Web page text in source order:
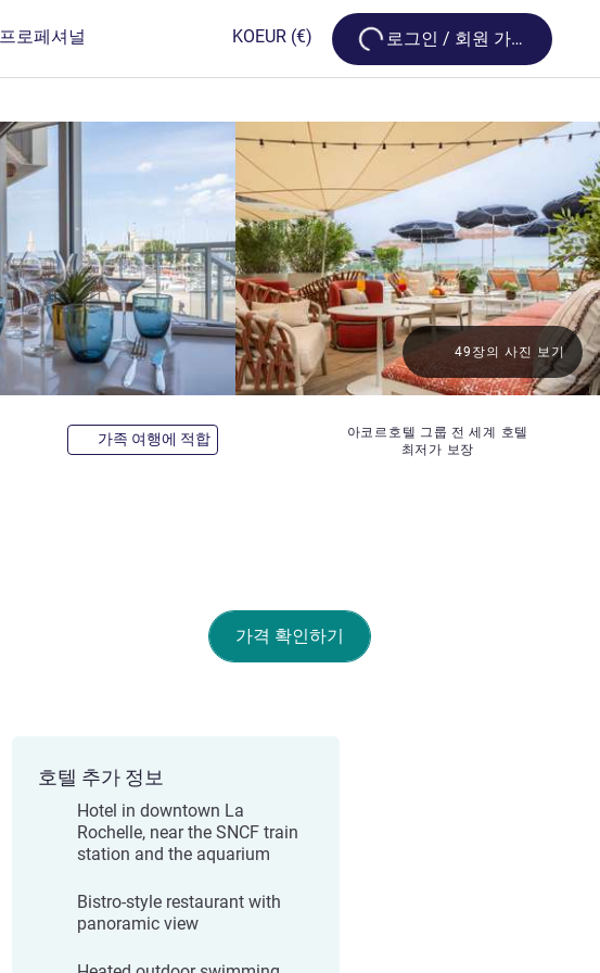
프로페셔널 KOEUR (€) Loading...
로그인 / 회원 가입
가족 여행에 적합
아코르호텔 그룹 전 세계 호텔
최저가 보장
49장의 사진 보기
가격 확인하기
호텔 추가 정보
Hotel in downtown La
Rochelle, near the SNCF train
station and the aquarium
Bistro-style restaurant with
panoramic view